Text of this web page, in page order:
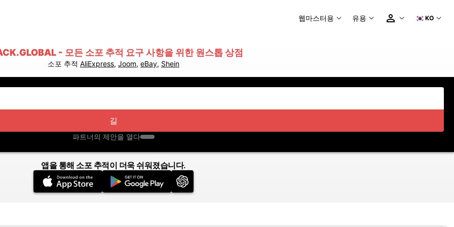
웹마스터용 유용 KO
- 모든 소포 추적 요구 사항을 위한 원스톱 상점
소포 추적 AliExpress, Joom, eBay, Shein
길
파트너의 제안을 열다
앱을 통해 소포 추적이 더욱 쉬워졌습니다.